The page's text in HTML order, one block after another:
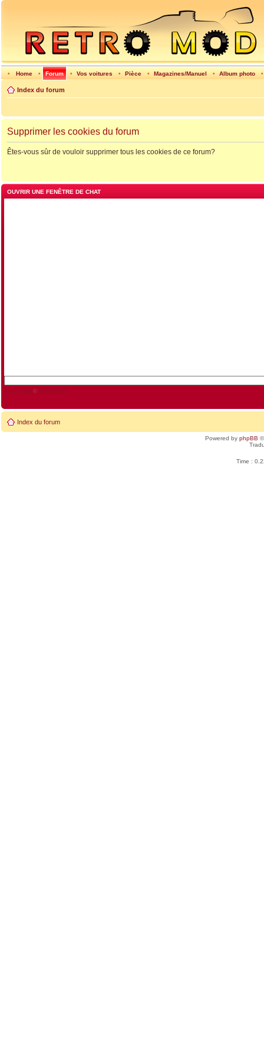
• Home • Forum • Vos voitures • Pièce • Magazines/Manuel • Album photo
Index du forum
Supprimer les cookies du forum
Êtes-vous sûr de vouloir supprimer tous les cookies de ce forum?
OUVRIR UNE FENÊTRE DE CHAT
AJAX Chat © blueimp.net
Index du forum
Powered by phpBB
Time :